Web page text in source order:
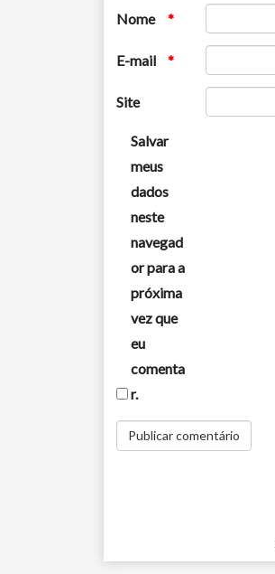
Nome *
E-mail *
Site
Salvar
meus
dados
neste
navegad
or para a
próxima
vez que
eu
comenta
r.